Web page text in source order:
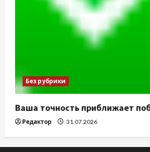
Без рубрики
Ваша точность приближает
Редактор 31.07.2026